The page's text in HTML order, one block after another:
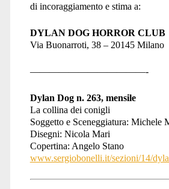
di incoraggiamento e stima a:
DYLAN DOG HORROR CLUB
Via Buonarroti, 38 – 20145 Milano
————————————-
Dylan Dog n. 263, mensile
La collina dei conigli
Soggetto e Sceneggiatura: Michele
Disegni: Nicola Mari
Copertina: Angelo Stano
www.sergiobonelli.it/sezioni/14/